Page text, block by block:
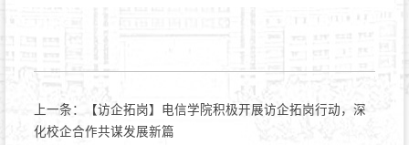
上一条：
【访企拓岗】电信学院积极开展访企拓岗行动，深
化校企合作共谋发展新篇